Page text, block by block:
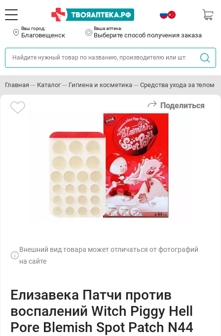
Ваш город:
Благовещенск
Ваша аптека:
Выберите способ получения заказа
Главная Каталог Гигиена и косметика Средства ухода за телом
Поделиться
Внешний вид товара может отличаться от фотографий
на сайте
Елизавека Патчи против
воспалений Witch Piggy Hell
Pore Blemish Spot Patch N44